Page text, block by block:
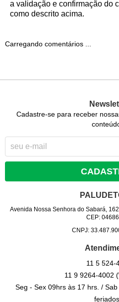
a validação e confirmação do
como descrito acima.
Carregando comentários ...
Cadastre-se para receber
Avenida Nossa Senhora do Sabará, 162
CEP:
CNPJ:
11 5524-
11 9 9264-4002
Seg - Sex 09hrs às 17 hrs. /